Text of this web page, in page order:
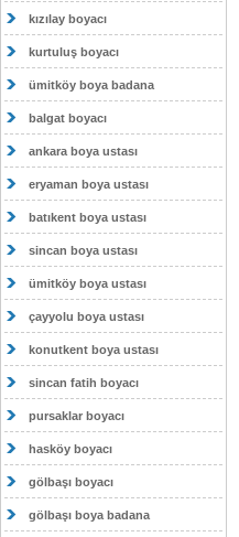
kızılay boyacı
kurtuluş boyacı
ümitköy boya badana
balgat boyacı
ankara boya ustası
eryaman boya ustası
batıkent boya ustası
sincan boya ustası
ümitköy boya ustası
çayyolu boya ustası
konutkent boya ustası
sincan fatih boyacı
pursaklar boyacı
hasköy boyacı
gölbaşı boyacı
gölbaşı boya badana